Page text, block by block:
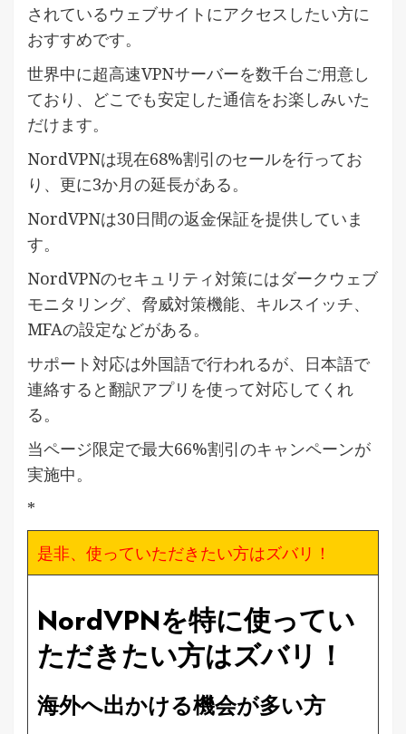
されているウェブサイトにアクセスしたい方に
おすすめです。
世界中に超高速VPNサーバーを数千台ご用意し
ており、どこでも安定した通信をお楽しみいた
だけます。
NordVPNは現在68%割引のセールを行ってお
り、更に3か月の延長がある。
NordVPNは30日間の返金保証を提供していま
す。
NordVPNのセキュリティ対策にはダークウェブ
モニタリング、脅威対策機能、キルスイッチ、
MFAの設定などがある。
サポート対応は外国語で行われるが、日本語で
連絡すると翻訳アプリを使って対応してくれ
る。
当ページ限定で最大66%割引のキャンペーンが
実施中。
*
是非、使っていただきたい方はズバリ！
NordVPNを特に使ってい
ただきたい方はズバリ！
海外へ出かける機会が多い方